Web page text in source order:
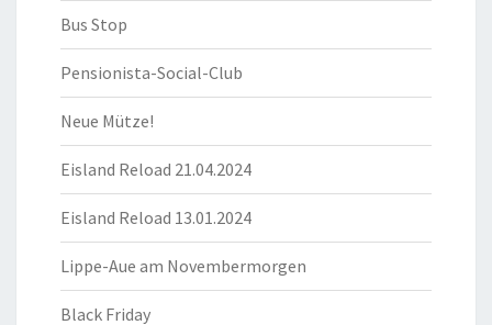
Bus Stop
Pensionista-Social-Club
Neue Mütze!
Eisland Reload 21.04.2024
Eisland Reload 13.01.2024
Lippe-Aue am Novembermorgen
Black Friday